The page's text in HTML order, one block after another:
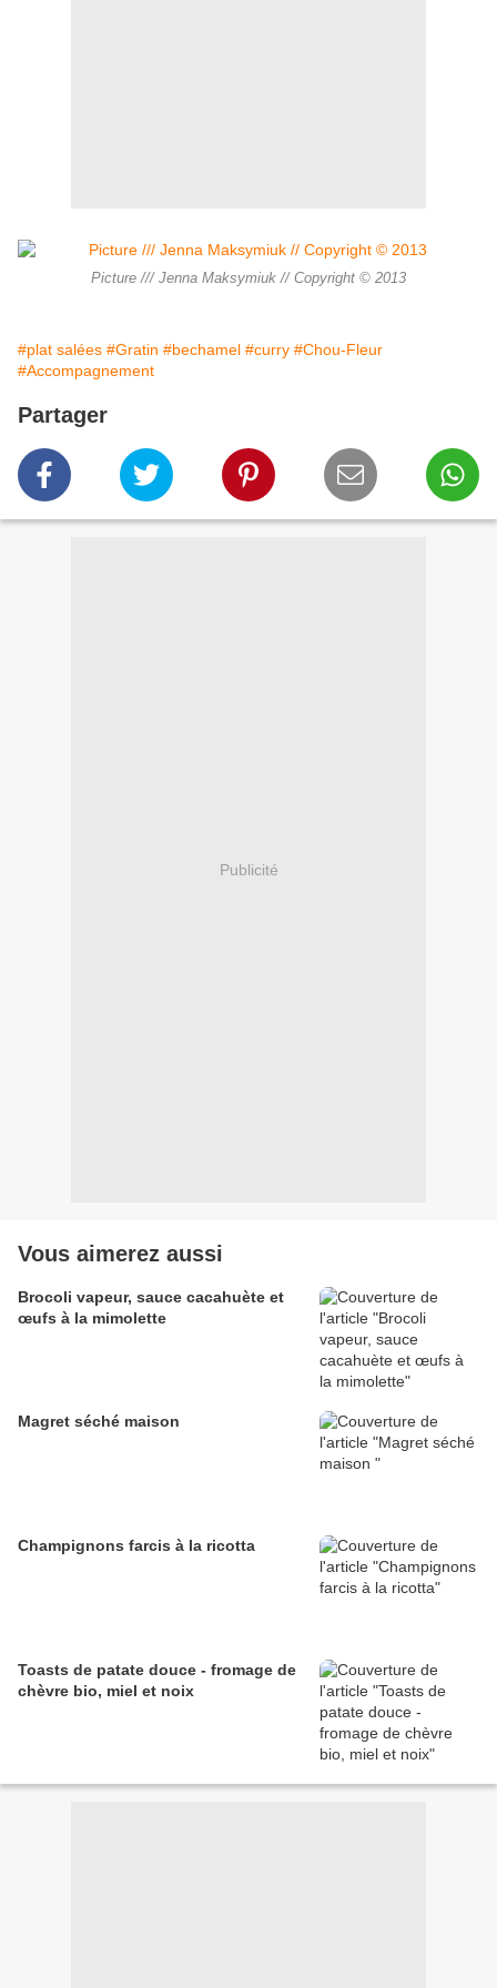
Picture /// Jenna Maksymiuk // Copyright © 2013
#plat salées #Gratin #bechamel #curry #Chou-Fleur
#Accompagnement
Partager
Publicité
Vous aimerez aussi
Brocoli vapeur, sauce cacahuète et
œufs à la mimolette
Magret séché maison
Champignons farcis à la ricotta
Toasts de patate douce - fromage de
chèvre bio, miel et noix